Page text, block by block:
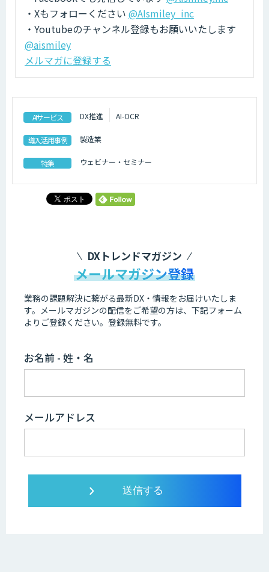
・Xもフォローください @AIsmiley_inc
・Youtubeのチャンネル登録もお願いいたします
@aismiley
メルマガに登録する
AIサービス DX推進 AI-OCR
導入活用事例 製造業
特集 ウェビナー・セミナー
DXトレンドマガジン
メールマガジン登録
業務の課題解決に繋がる最新DX・情報をお届けいたしま
す。 メールマガジンの配信をご希望の方は、下記フォーム
よりご登録ください。登録無料です。
お名前 - 姓・名
メールアドレス